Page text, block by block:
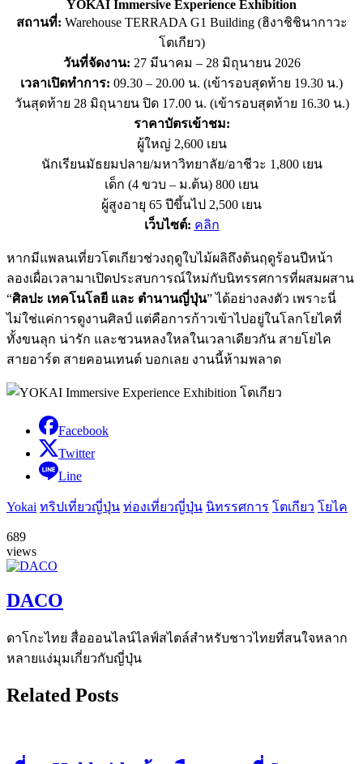
YOKAI Immersive Experience Exhibition
สถานที่: Warehouse TERRADA G1 Building (ฮิงาชิชินากาวะ
โตเกียว)
วันที่จัดงาน: 27 มีนาคม – 28 มิถุนายน 2026
เวลาเปิดทำการ: 09.30 – 20.00 น. (เข้ารอบสุดท้าย 19.30 น.)
วันสุดท้าย 28 มิถุนายน ปิด 17.00 น. (เข้ารอบสุดท้าย 16.30 น.)
ราคาบัตรเข้าชม:
ผู้ใหญ่ 2,600 เยน
นักเรียนมัธยมปลาย/มหาวิทยาลัย/อาชีวะ 1,800 เยน
เด็ก (4 ขวบ – ม.ต้น) 800 เยน
ผู้สูงอายุ 65 ปีขึ้นไป 2,500 เยน
เว็บไซต์: คลิก
หากมีแพลนเที่ยวโตเกียวช่วงฤดูใบไม้ผลิถึงต้นฤดูร้อนปีหน้า
ลองเผื่อเวลามาเปิดประสบการณ์ใหม่กับนิทรรศการที่ผสมผสาน
“ศิลปะ เทคโนโลยี และ ตำนานญี่ปุ่น” ได้อย่างลงตัว เพราะนี่
ไม่ใช่แค่การดูงานศิลป์ แต่คือการก้าวเข้าไปอยู่ในโลกโยไคที่
ทั้งขนลุก น่ารัก และชวนหลงใหลในเวลาเดียวกัน สายโยไค
สายอาร์ต สายคอนเทนต์ บอกเลย งานนี้ห้ามพลาด
Facebook
Twitter
Line
Yokai ทริปเที่ยวญี่ปุ่น ท่องเที่ยวญี่ปุ่น นิทรรศการ โตเกียว โยไค
689
views
DACO
ดาโกะไทย สื่อออนไลน์ไลฟ์สไตล์สำหรับชาวไทยที่สนใจหลาก
หลายแง่มุมเกี่ยวกับญี่ปุ่น
Related Posts